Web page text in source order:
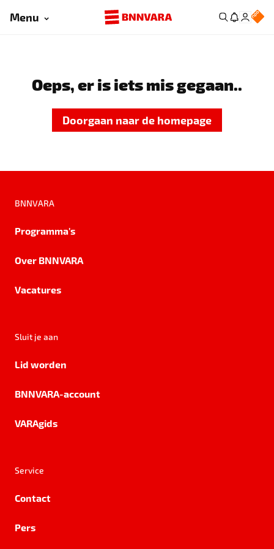
Menu
Oeps, er is iets mis gegaan..
Doorgaan naar de homepage
BNNVARA
Programma's
Over BNNVARA
Vacatures
Sluit je aan
Lid worden
BNNVARA-account
VARAgids
Service
Contact
Pers